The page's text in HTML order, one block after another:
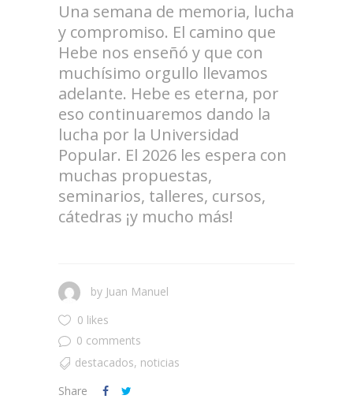
Una semana de memoria, lucha
y compromiso. El camino que
Hebe nos enseñó y que con
muchísimo orgullo llevamos
adelante. Hebe es eterna, por
eso continuaremos dando la
lucha por la Universidad
Popular. El 2026 les espera con
muchas propuestas,
seminarios, talleres, cursos,
cátedras ¡y mucho más!
by Juan Manuel
0 likes
0 comments
destacados, noticias
Share